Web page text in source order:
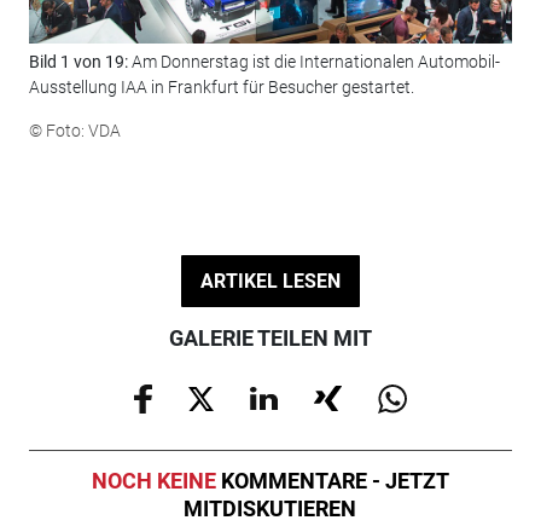
Bild 1 von 19:Am Donnerstag ist die Internationalen Automobil-
Ausstellung IAA in Frankfurt für Besucher gestartet.
© Foto: VDA
ARTIKEL LESEN
GALERIE TEILEN MIT
NOCH KEINE KOMMENTARE - JETZT
MITDISKUTIEREN